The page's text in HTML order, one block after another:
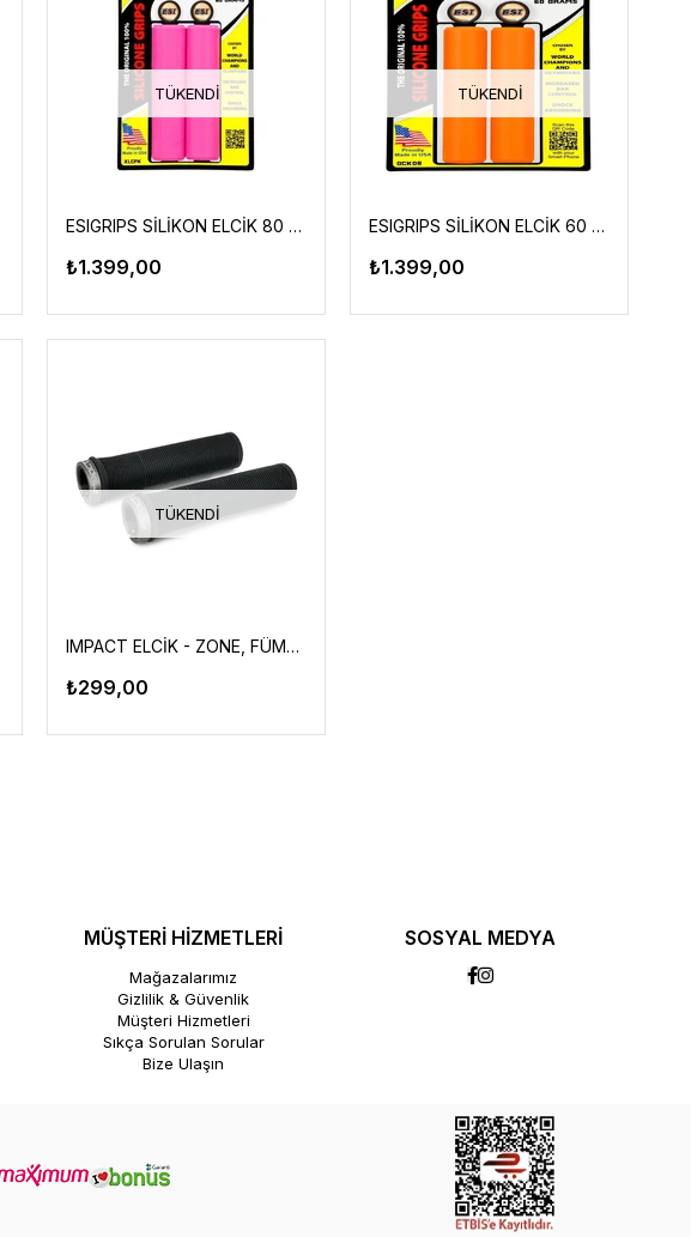
TÜKENDI
ESIGRIPS SİLİKON ELCİK 80 GRAM PEMBE
₺1.399,00
TÜKENDI
ESIGRIPS SİLİKON ELCİK 60 GRAM TURUNCU
₺1.399,00
TÜKENDI
IMPACT ELCİK - ZONE, FÜME YÜZÜKLÜ
₺299,00
MÜŞTERİ HİZMETLERİ
Mağazalarımız
Gizlilik & Güvenlik
Müşteri Hizmetleri
Sıkça Sorulan Sorular
Bize Ulaşın
SOSYAL MEDYA